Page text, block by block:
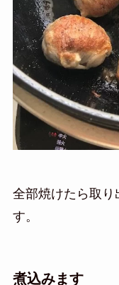
全部焼けたら取り
す。
煮込みます